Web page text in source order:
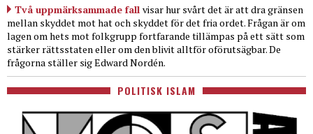
Två uppmärksammade fall visar hur svårt det är att dra gränsen
mellan skyddet mot hat och skyddet för det fria ordet. Frågan är om
lagen om hets mot folkgrupp fortfarande tillämpas på ett sätt som
stärker rättsstaten eller om den blivit alltför oförutsägbar. De
frågorna ställer sig Edward Nordén.
POLITISK ISLAM